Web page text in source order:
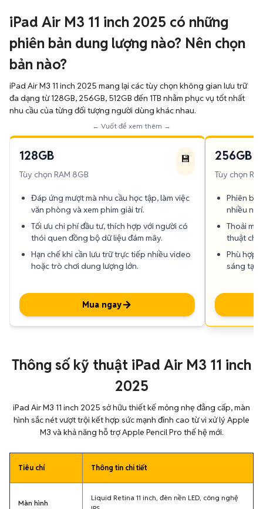
iPad Air M3 11 inch 2025 có những
phiên bản dung lượng nào? Nên chọn
bản nào?
iPad Air M3 11 inch 2025 mang lại các tùy chọn không gian lưu trữ
đa dạng từ 128GB, 256GB, 512GB đến 1TB nhằm phục vụ tốt nhất
nhu cầu của từng đối tượng người dùng khác nhau.
← Vuốt để xem thêm →
128GB
Tùy chọn RAM 8GB
💾
Đáp ứng mượt mà nhu cầu học tập, làm việc
văn phòng và xem phim giải trí.
Tối ưu chi phí đầu tư, thích hợp với người có
thói quen đồng bộ dữ liệu đám mây.
Hạn chế khi cần lưu trữ trực tiếp nhiều video
hoặc trò chơi dung lượng lớn.
Mua ngay
256GB
Tùy chọn
Phiên
nhiều
Thoải
thuật
Phù hợp
sáng tạo
Thông số kỹ thuật iPad Air M3 11 inch
2025
iPad Air M3 11 inch 2025 sở hữu thiết kế mỏng nhẹ đẳng cấp, màn
hình sắc nét vượt trội kết hợp sức mạnh đỉnh cao từ vi xử lý Apple
M3 và khả năng hỗ trợ Apple Pencil Pro thế hệ mới.
Tiêu chí Thông tin chi tiết
Màn hình
Liquid Retina 11 inch, đèn nền LED, công nghệ